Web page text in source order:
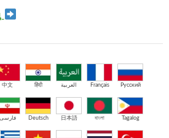
中文 हिंदी العربية Français Русский
فارسی Deutsch 日本語 বাংলা Tagalog